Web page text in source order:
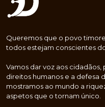
Queremos que o povo
todos estejam conscientes
Vamos dar voz aos
direitos humanos e a defesa
mostramos ao mundo a
aspetos que o tornam único.